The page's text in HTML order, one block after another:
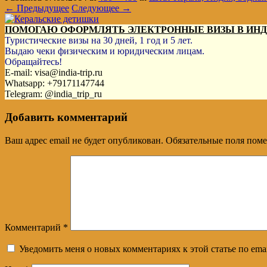
← Предыдущее Следующее →
ПОМОГАЮ ОФОРМЛЯТЬ ЭЛЕКТРОННЫЕ ВИЗЫ В
Туристические визы на 30 дней, 1 год и 5 лет.
Выдаю чеки физическим и юридическим лицам.
Обращайтесь!
E-mail: visa@india-trip.ru
Whatsapp: +79171147744
Telegram: @india_trip_ru
Добавить комментарий
Ваш адрес email не будет опубликован. Обязательные поля
Комментарий *
Уведомить меня о новых комментариях к этой статье по